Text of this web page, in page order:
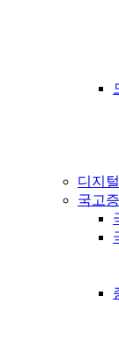
디지
국고